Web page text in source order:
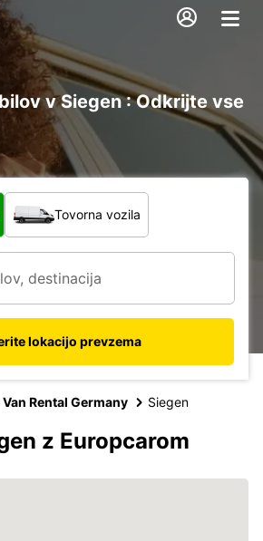
v Siegen : Odkrijte vse
Tovorna vozila
lokacijo prevzema
Van Rental Germany Siegen
z Europcarom